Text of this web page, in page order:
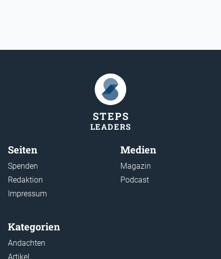
STEPS
LEADERS
Seiten
Spenden
Redaktion
Impressum
Medien
Magazin
Podcast
Kategorien
Andachten
Artikel